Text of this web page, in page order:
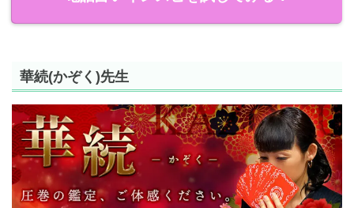
華続(かぞく)先生